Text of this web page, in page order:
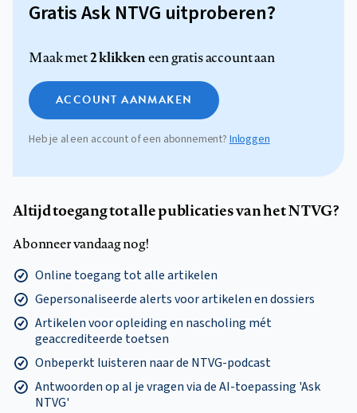
Gratis Ask NTVG uitproberen?
Maak met2 klikkeneen gratis account aan
ACCOUNT AANMAKEN
Heb je al een account of een abonnement?Inloggen
Altijd toegang tot alle publicaties van het NTVG?
Abonneer vandaag nog!
Online toegang tot alle artikelen
Gepersonaliseerde alerts voor artikelen en dossiers
Artikelen voor opleiding en nascholing mét
geaccrediteerde toetsen
Onbeperkt luisteren naar de NTVG-podcast
Antwoorden op al je vragen via de AI-toepassing 'Ask
NTVG'